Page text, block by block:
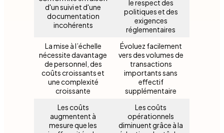
d'un suivi et d'une
documentation
incohérents
le respect des
politiques et des
exigences
réglementaires
La mise à l’échelle
nécessite davantage
de personnel, des
coûts croissants et
une complexité
croissante
Évoluez facilement
vers des volumes de
transactions
importants sans
effectif
supplémentaire
Les coûts
augmentent à
mesure que les
Les coûts
opérationnels
diminuent grâce à la